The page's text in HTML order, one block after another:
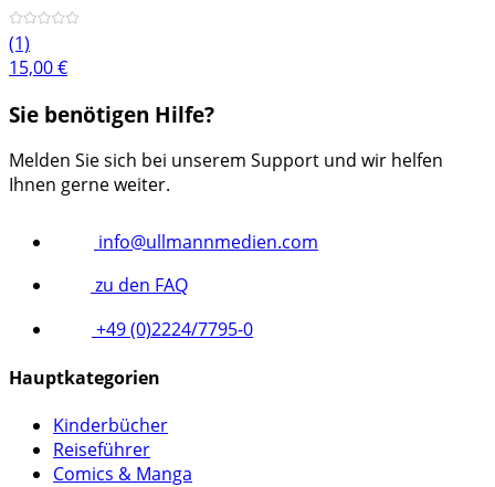
(1)
15,00€
Sie benötigen Hilfe?
Melden Sie sich bei unserem Support und wir helfen
Ihnen gerne weiter.
info@ullmannmedien.com
zu den FAQ
+49 (0)2224/7795-0
Hauptkategorien
Kinderbücher
Reiseführer
Comics & Manga